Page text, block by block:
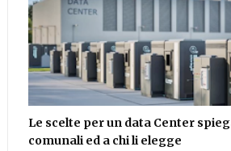
Le scelte per un data Center
comunali ed a chi li elegge